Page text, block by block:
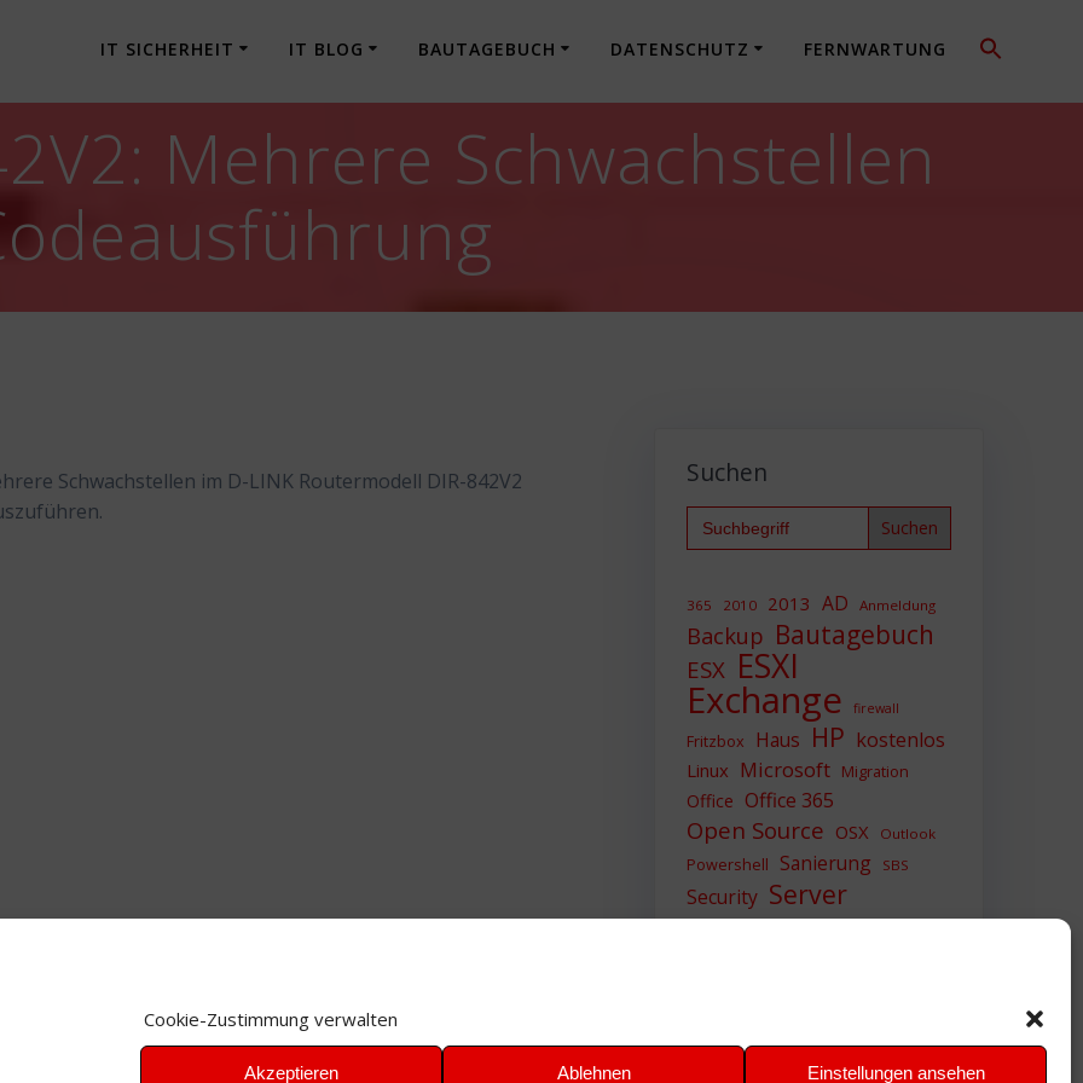
Cookie-Zustimmung verwalten
Akzeptieren Ablehnen Einstellungen ansehen
IT SICHERHEIT IT BLOG BAUTAGEBUCH DATENSCHUTZ FERNWARTUNG
Mehrere Schwachstellen
Schwachstellen im D-LINK Routermodell DIR-842V2
Suchen
Search
for:
365 2010 2013 AD Anmeldung
Backup Bautagebuch
ESX ESXI
Exchange firewall
Fritzbox Haus HP kostenlos
Linux Microsoft Migration
Office Office 365
Open Source OSX Outlook
Powershell Sanierung SBS
Security Server
Sicherheit SIEM
VMWare VPN WAZUH